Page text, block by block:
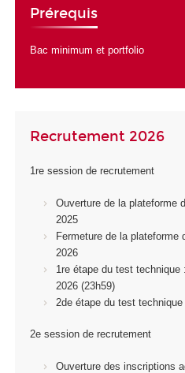
Prérequis
Bac minimum et portfolio
Recrutement 2026
1re session de recrutement
Ouverture de la plateforme
2025
Fermeture de la plateforme
2026
1 reétape du test technique
2026 (23h59)
2deétape du test technique
2e session de recrutement
Ouverture des inscriptions